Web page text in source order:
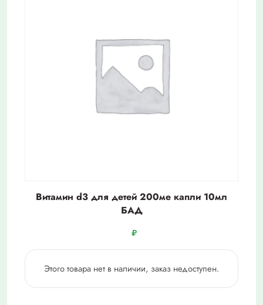
Витамин d3 для детей 200ме капли 10мл
БАД
₽
Этого товара нет в наличии, заказ недоступен.